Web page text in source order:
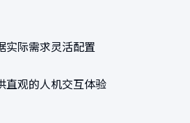
实际需求灵活配置
直观的人机交互体验